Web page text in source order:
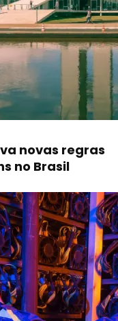
novas regras
no Brasil